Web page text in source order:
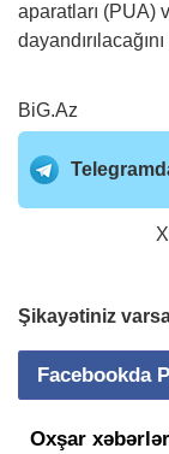
aparatları (PUA)
BiG.Az
Şikayətiniz
Facebookda
Oxşar xəbərlər